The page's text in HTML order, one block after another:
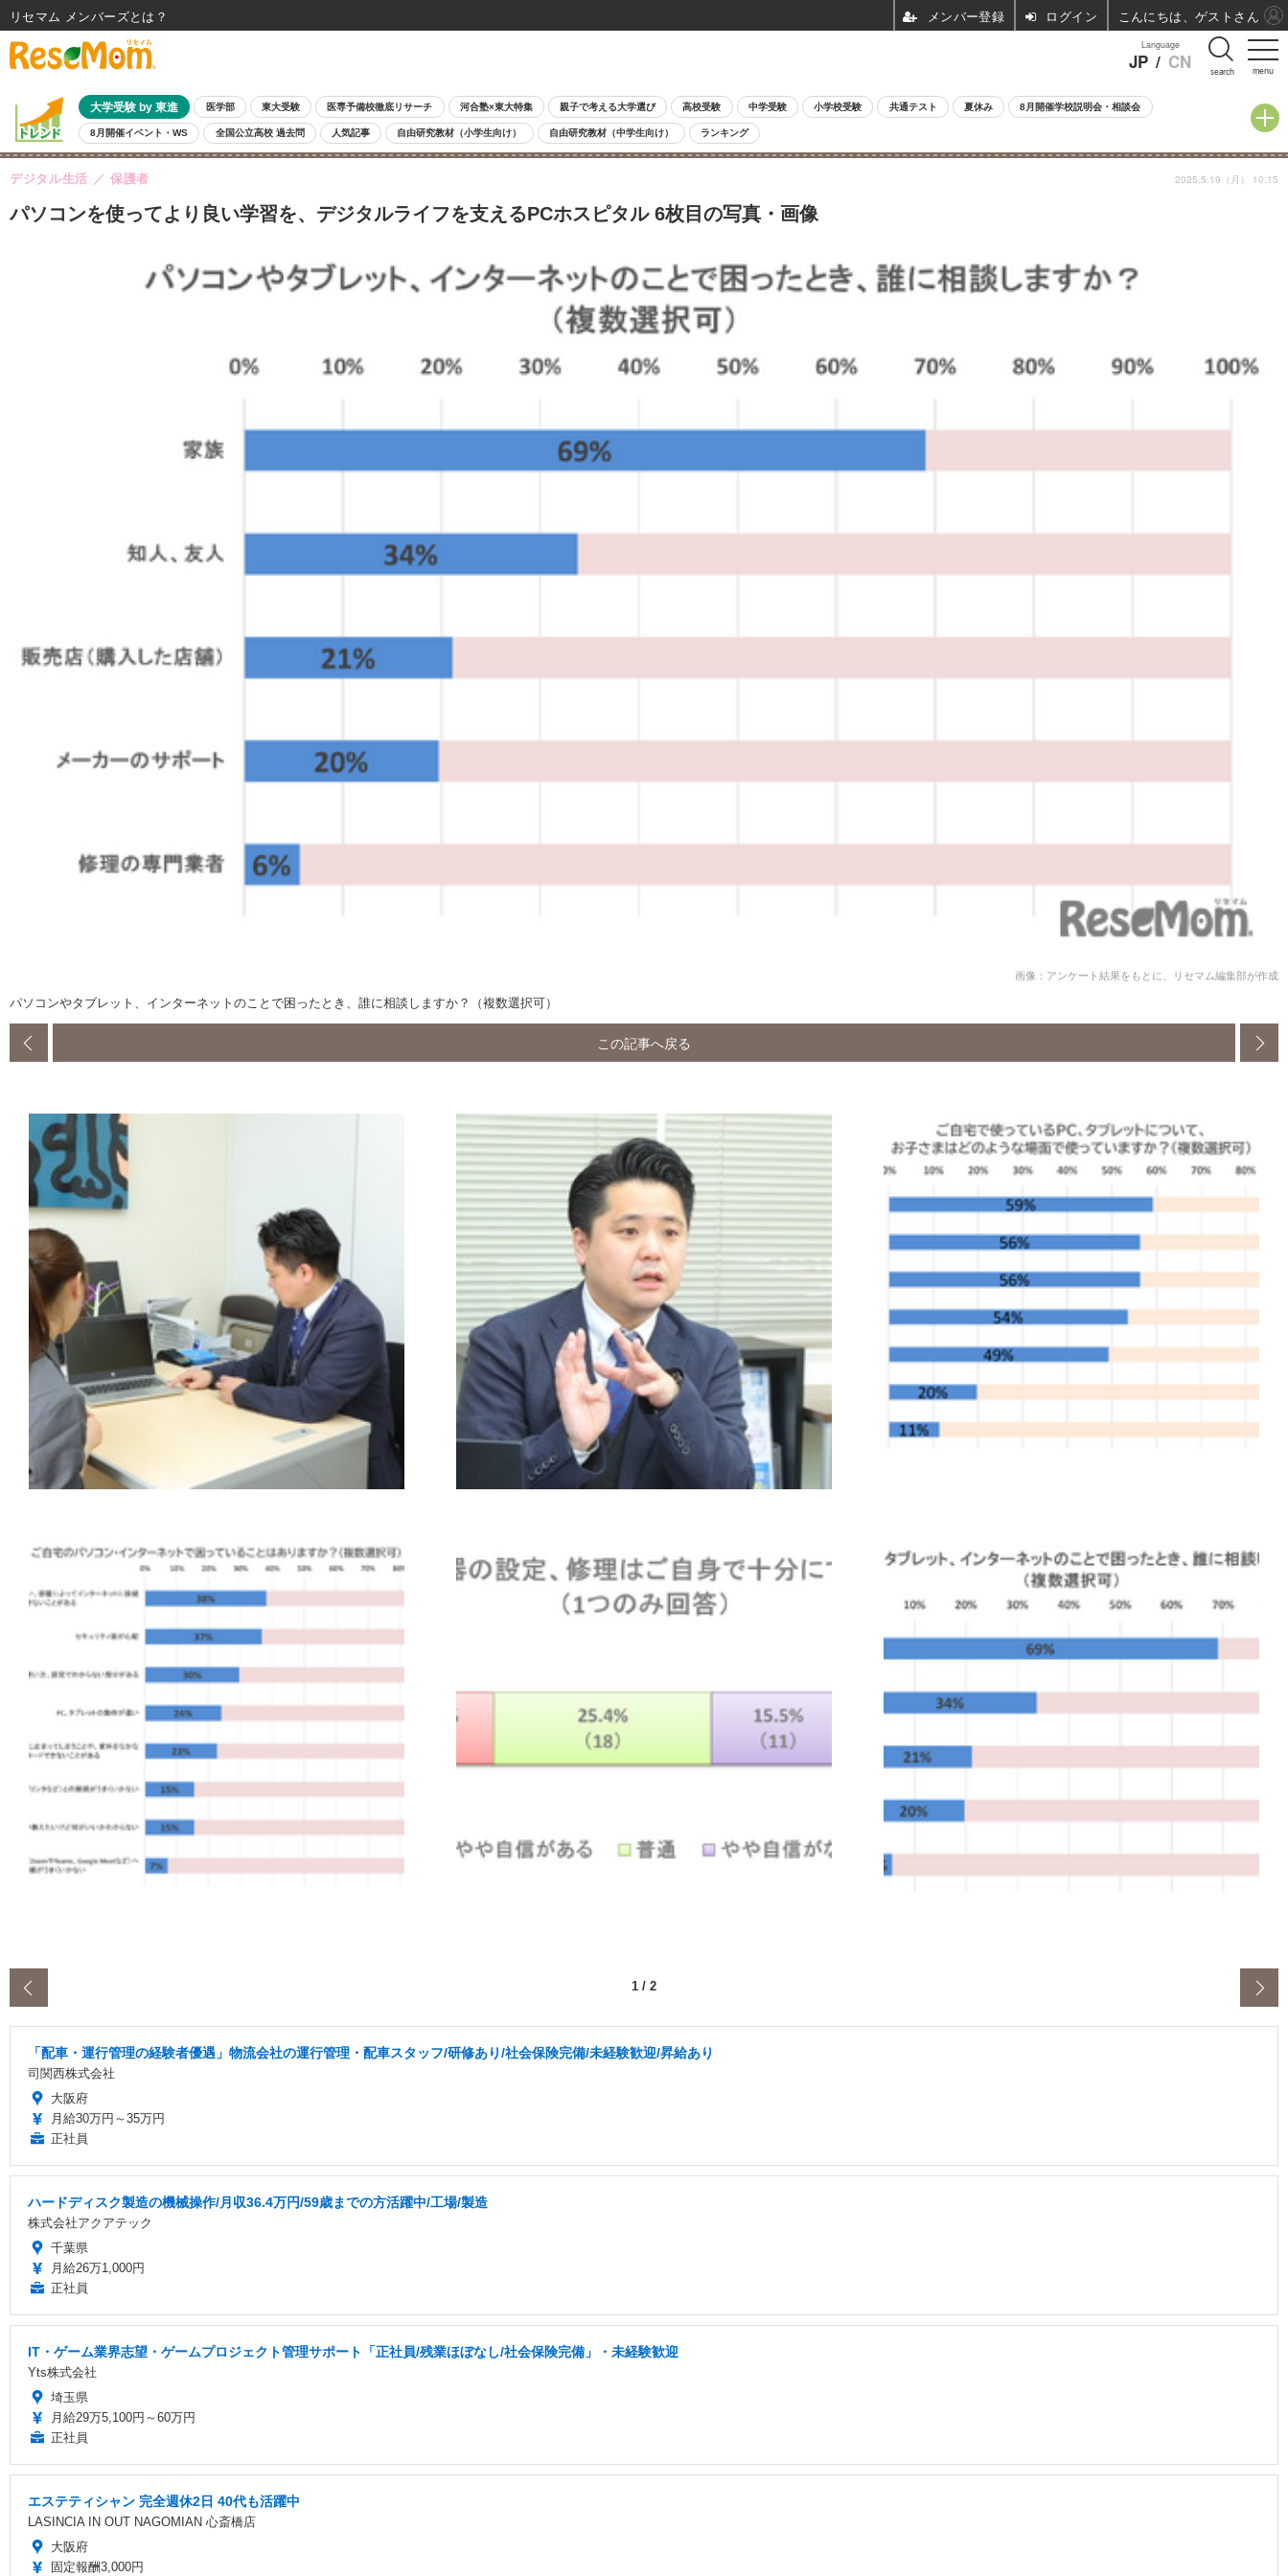
menu
Language
JP / CN search
大学受験 by 東進 医学部 東大受験 医専予備校徹底リサーチ 河合塾×東大特集 親子で考える大学選び 高校受験 中学受験 小学校受験 共通テスト 夏休み 8月開催学校説明会・相談会
8月開催イベント・WS 全国公立高校 過去問 人気記事 自由研究教材（小学生向け） 自由研究教材（中学生向け） ランキング
パソコンを使ってより良い学習を、デジタルライフを支えるPCホスピタル 6枚目の写真・画像
デジタル生活 保護者 2025.5.19（月） 10:15
画像：アンケート結果をもとに、リセマム編集部が作成
パソコンやタブレット、インターネットのことで困ったとき、誰に相談しますか？（複数選択可）
この記事へ戻る
1 / 2
「配車・運行管理の経験者優遇」物流会社の運行管理・配車スタッフ/研修あり/社会保険完備/未経験歓迎/昇給あり
司関西株式会社
大阪府
月給30万円～35万円
正社員
ハードディスク製造の機械操作/月収36.4万円/59歳までの方活躍中/工場/製造
株式会社アクアテック
千葉県
月給26万1,000円
正社員
IT・ゲーム業界志望・ゲームプロジェクト管理サポート「正社員/残業ほぼなし/社会保険完備」・未経験歓迎
Yts株式会社
埼玉県
月給29万5,100円～60万円
正社員
エステティシャン 完全週休2日 40代も活躍中
LASINCIA IN OUT NAGOMIAN 心斎橋店
大阪府
固定報酬3,000円
リセマム メンバーズ ログイン こんにちは、ゲストさん